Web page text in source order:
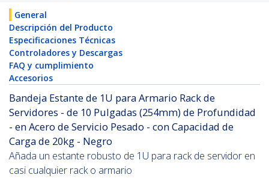
General
Descripción del Producto
Especificaciones Técnicas
Controladores y Descargas
FAQ y cumplimiento
Accesorios
Bandeja Estante de 1U para Armario Rack de
Servidores - de 10 Pulgadas (254mm) de Profundidad
- en Acero de Servicio Pesado - con Capacidad de
Carga de 20kg - Negro
Añada un estante robusto de 1U para rack de servidor en
casi cualquier rack o armario